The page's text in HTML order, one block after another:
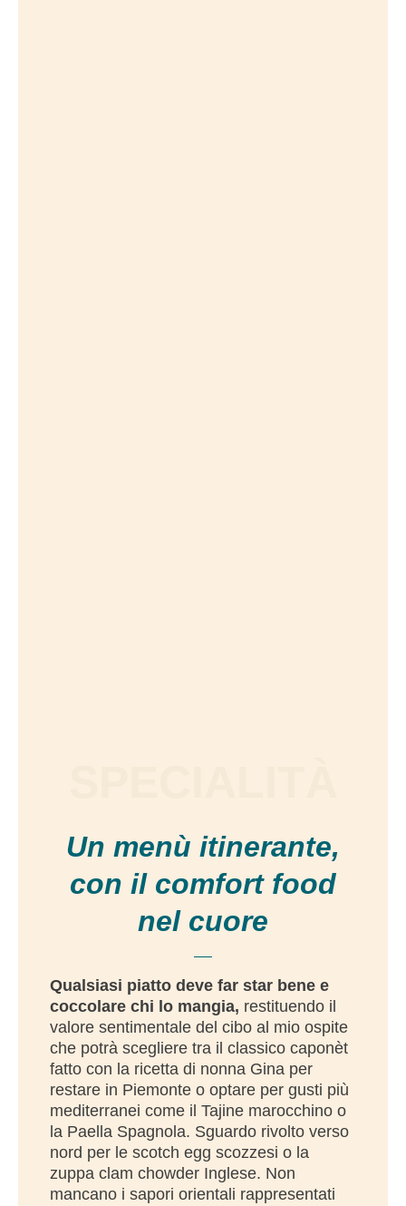
Un menù itinerante,
con il comfort food
nel cuore
Qualsiasi piatto deve far star bene e
coccolare chi lo mangia, restituendo il
valore sentimentale del cibo al mio ospite
che potrà scegliere tra il classico caponèt
fatto con la ricetta di nonna Gina per
restare in Piemonte o optare per gusti più
mediterranei come il Tajine marocchino o
la Paella Spagnola. Sguardo rivolto verso
nord per le scotch egg scozzesi o la
zuppa clam chowder Inglese. Non
mancano i sapori orientali rappresentati